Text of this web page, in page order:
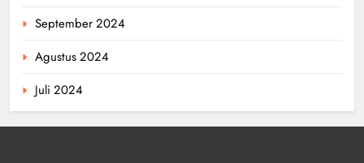
September 2024
Agustus 2024
Juli 2024